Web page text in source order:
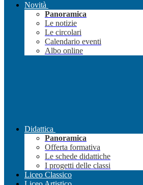
Novità
Panoramica
Le notizie
Le circolari
Calendario eventi
Albo online
Didattica
Panoramica
Offerta formativa
Le schede didattiche
I progetti delle classi
Liceo Classico